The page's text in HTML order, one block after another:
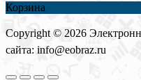
Корзина
Copyright © 2026
сайта: info@eobraz.ru